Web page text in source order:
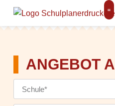
ANGEBOT